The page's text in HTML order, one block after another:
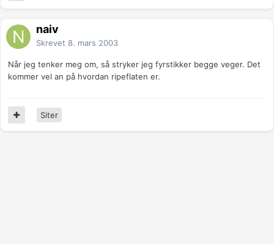
naiv
Skrevet 8. mars 2003
Når jeg tenker meg om, så stryker jeg fyrstikker begge veger. Det
kommer vel an på hvordan ripeflaten er.
Siter